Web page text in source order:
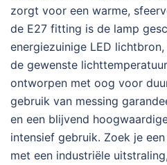
zorgt voor een warme,
de E27 fitting is de lamp
energiezuinige LED
de gewenste
ontworpen met oog voor
gebruik van messing
en een blijvend
intensief gebruik. Zoek je
met een industriële